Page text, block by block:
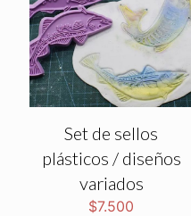
Set de sellos
plásticos / diseños
variados
$7.500